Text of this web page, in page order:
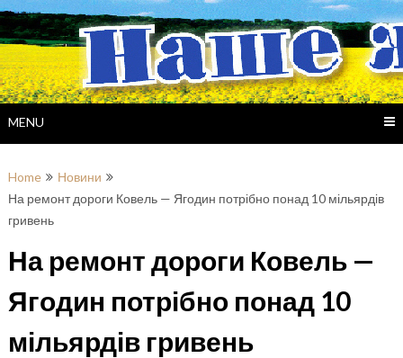
Skip
to
content
MENU
Home
Новини
На ремонт дороги Ковель — Ягодин потрібно понад 10 мільярдів
гривень
На ремонт дороги Ковель —
Ягодин потрібно понад 10
мільярдів гривень